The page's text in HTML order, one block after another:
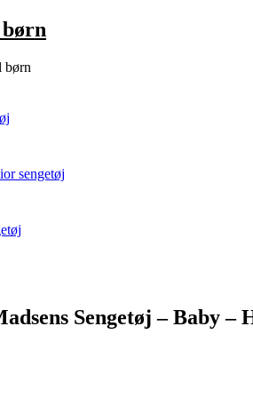
børn
sengetøj
Sengetøj – Baby